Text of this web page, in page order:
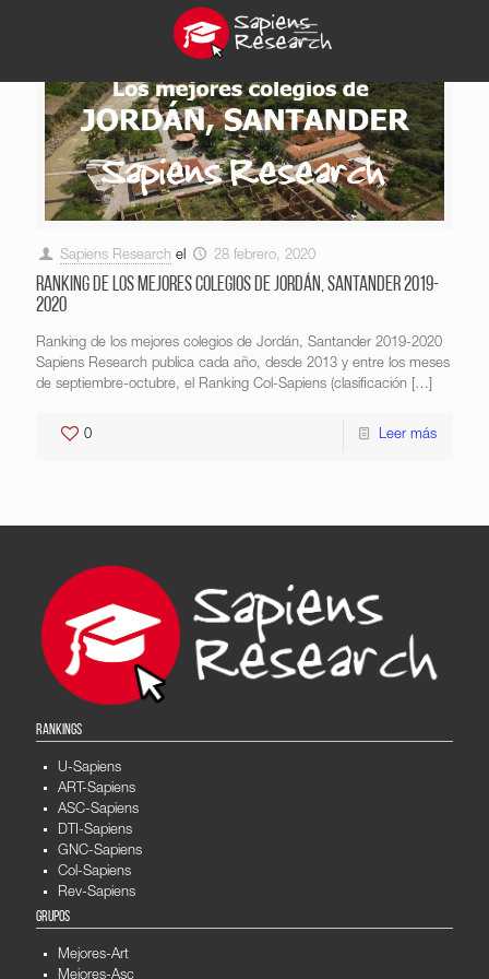
Sapiens Research el 28 febrero, 2020
Ranking de los mejores colegios de Jordán, Santander 2019-
2020
Ranking de los mejores colegios de Jordán, Santander 2019-2020
Sapiens Research publica cada año, desde 2013 y entre los meses
de septiembre-octubre, el Ranking Col-Sapiens (clasificación […]
0 Leer más
RANKINGS
U-Sapiens
ART-Sapiens
ASC-Sapiens
DTI-Sapiens
GNC-Sapiens
Col-Sapiens
Rev-Sapiens
GRUPOS
Mejores-Art
Mejores-Asc